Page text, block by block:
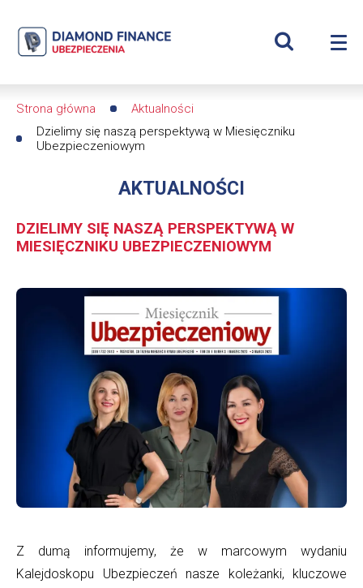
Dzielimy
naszą
perspektywą
Ubezpieczeniowym
Diamond
Finance
Ubezpieczenia
dfs24
Wyświetl
Ścieżka
nawigacyjna
Strona główna
Aktualności
Dzielimy się naszą perspektywą w Miesięczniku
Ubezpieczeniowym
AKTUALNOŚCI
DZIELIMY SIĘ NASZĄ PERSPEKTYWĄ W
MIESIĘCZNIKU UBEZPIECZENIOWYM
Obrazek
Z dumą informujemy, że w marcowym wydaniu
Kalejdoskopu Ubezpieczeń nasze koleżanki, kluczowe